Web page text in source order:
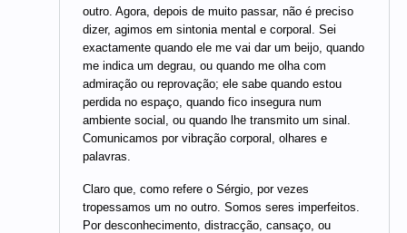
outro. Agora, depois de muito passar, não é preciso
dizer, agimos em sintonia mental e corporal. Sei
exactamente quando ele me vai dar um beijo, quando
me indica um degrau, ou quando me olha com
admiração ou reprovação; ele sabe quando estou
perdida no espaço, quando fico insegura num
ambiente social, ou quando lhe transmito um sinal.
Comunicamos por vibração corporal, olhares e
palavras.
Claro que, como refere o Sérgio, por vezes
tropessamos um no outro. Somos seres imperfeitos.
Por desconhecimento, distracção, cansaço, ou